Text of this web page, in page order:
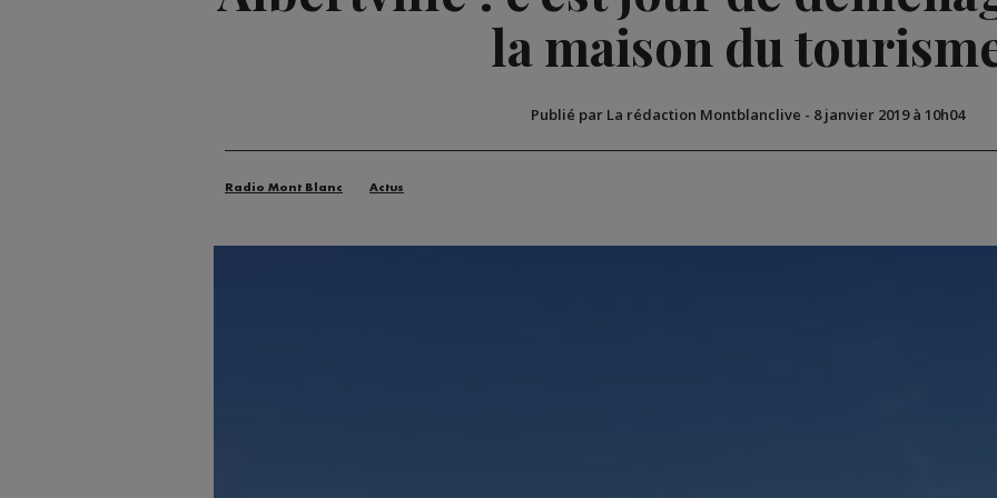
la maison du
Publié par La rédaction Montblanclive - 8 janvier 2019 à 10h04
Radio Mont Blanc Actus